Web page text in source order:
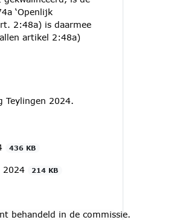
‘Openlijk
2:48a) is daarmee
artikel 2:48a)
Teylingen 2024.
436 KB
2024 214 KB
behandeld in de commissie.